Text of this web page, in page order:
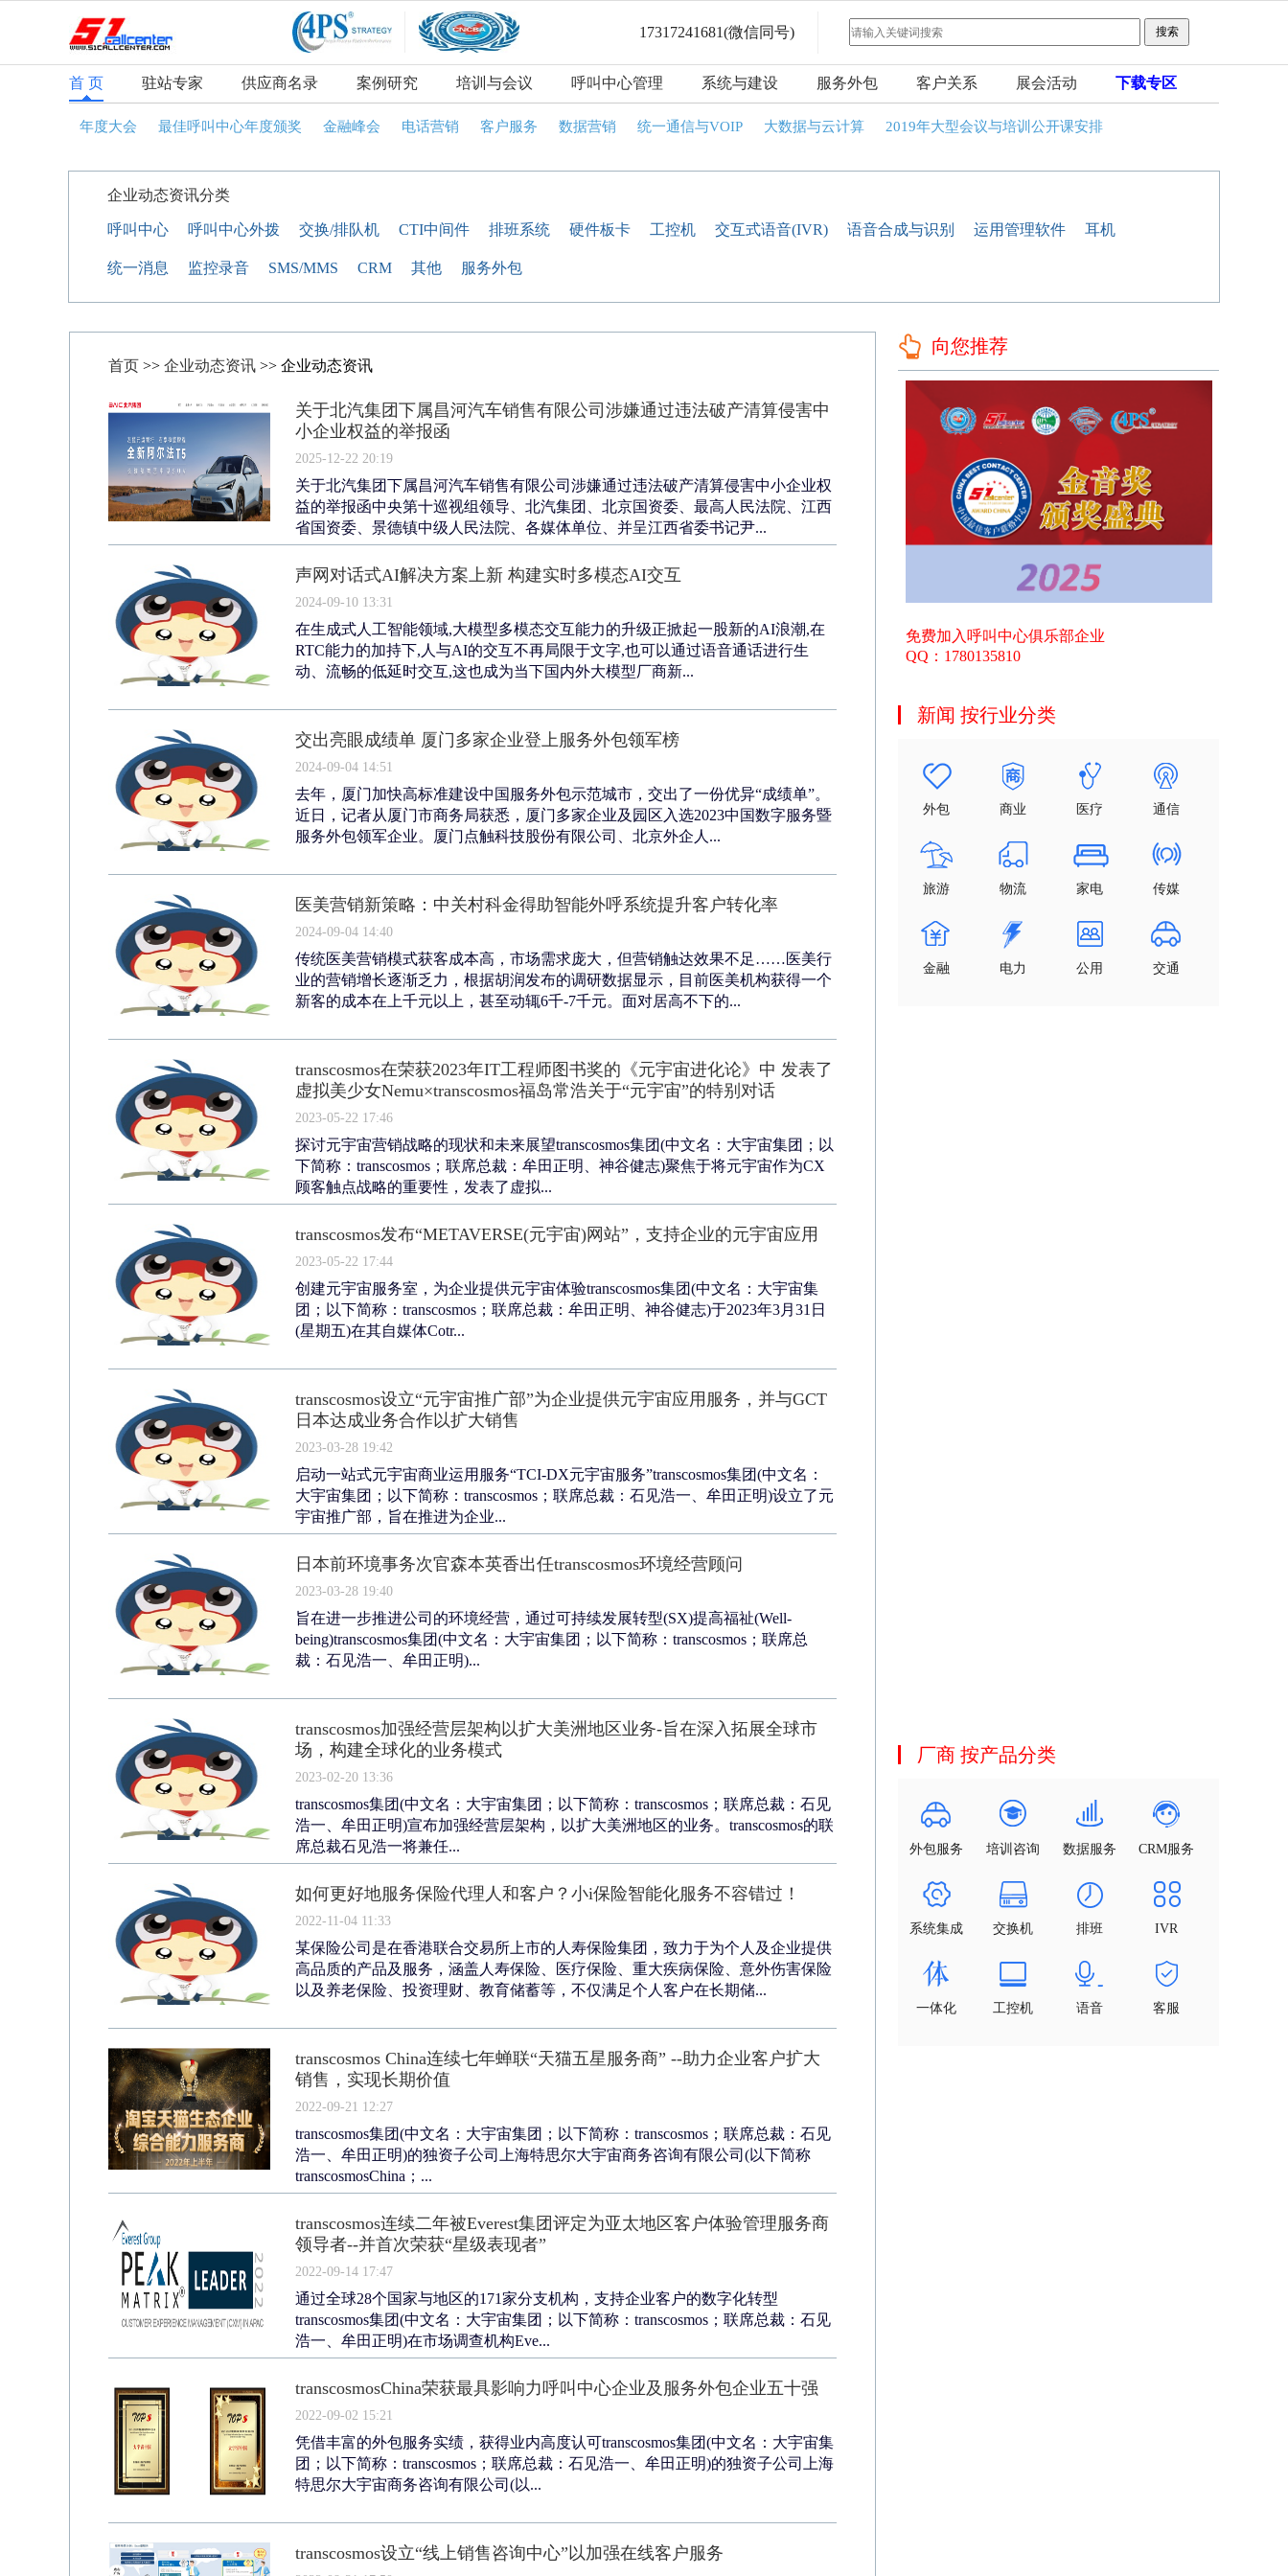
17317241681(微信同号)
首 页 驻站专家 供应商名录 案例研究 培训与会议 呼叫中心管理 系统与建设 服务外包 客户关系 展会活动 下载专区
年度大会 最佳呼叫中心年度颁奖 金融峰会 电话营销 客户服务 数据营销 统一通信与VOIP 大数据与云计算 2019年大型会议与培训公开课安排
企业动态资讯分类
呼叫中心 呼叫中心外拨 交换/排队机 CTI中间件 排班系统 硬件板卡 工控机 交互式语音(IVR) 语音合成与识别 运用管理软件 耳机
统一消息 监控录音 SMS/MMS CRM 其他 服务外包
首页 >> 企业动态资讯 >> 企业动态资讯
关于北汽集团下属昌河汽车销售有限公司涉嫌通过违法破产清算侵害中
小企业权益的举报函
2025-12-22 20:19
关于北汽集团下属昌河汽车销售有限公司涉嫌通过违法破产清算侵害中小企业权
益的举报函中央第十巡视组领导、北汽集团、北京国资委、最高人民法院、江西
省国资委、景德镇中级人民法院、各媒体单位、并呈江西省委书记尹...
声网对话式AI解决方案上新 构建实时多模态AI交互
2024-09-10 13:31
在生成式人工智能领域,大模型多模态交互能力的升级正掀起一股新的AI浪潮,在
RTC能力的加持下,人与AI的交互不再局限于文字,也可以通过语音通话进行生
动、流畅的低延时交互,这也成为当下国内外大模型厂商新...
交出亮眼成绩单 厦门多家企业登上服务外包领军榜
2024-09-04 14:51
去年，厦门加快高标准建设中国服务外包示范城市，交出了一份优异“成绩单”。
近日，记者从厦门市商务局获悉，厦门多家企业及园区入选2023中国数字服务暨
服务外包领军企业。厦门点触科技股份有限公司、北京外企人...
医美营销新策略：中关村科金得助智能外呼系统提升客户转化率
2024-09-04 14:40
传统医美营销模式获客成本高，市场需求庞大，但营销触达效果不足……医美行
业的营销增长逐渐乏力，根据胡润发布的调研数据显示，目前医美机构获得一个
新客的成本在上千元以上，甚至动辄6千-7千元。面对居高不下的...
transcosmos在荣获2023年IT工程师图书奖的《元宇宙进化论》中 发表了
虚拟美少女Nemu×transcosmos福岛常浩关于“元宇宙”的特别对话
2023-05-22 17:46
探讨元宇宙营销战略的现状和未来展望transcosmos集团(中文名：大宇宙集团；以
下简称：transcosmos；联席总裁：牟田正明、神谷健志)聚焦于将元宇宙作为CX
顾客触点战略的重要性，发表了虚拟...
transcosmos发布“METAVERSE(元宇宙)网站”，支持企业的元宇宙应用
2023-05-22 17:44
创建元宇宙服务室，为企业提供元宇宙体验transcosmos集团(中文名：大宇宙集
团；以下简称：transcosmos；联席总裁：牟田正明、神谷健志)于2023年3月31日
(星期五)在其自媒体Cotr...
transcosmos设立“元宇宙推广部”为企业提供元宇宙应用服务，并与GCT
日本达成业务合作以扩大销售
2023-03-28 19:42
启动一站式元宇宙商业运用服务“TCI-DX元宇宙服务”transcosmos集团(中文名：
大宇宙集团；以下简称：transcosmos；联席总裁：石见浩一、牟田正明)设立了元
宇宙推广部，旨在推进为企业...
日本前环境事务次官森本英香出任transcosmos环境经营顾问
2023-03-28 19:40
旨在进一步推进公司的环境经营，通过可持续发展转型(SX)提高福祉(Well-
being)transcosmos集团(中文名：大宇宙集团；以下简称：transcosmos；联席总
裁：石见浩一、牟田正明)...
transcosmos加强经营层架构以扩大美洲地区业务-旨在深入拓展全球市
场，构建全球化的业务模式
2023-02-20 13:36
transcosmos集团(中文名：大宇宙集团；以下简称：transcosmos；联席总裁：石见
浩一、牟田正明)宣布加强经营层架构，以扩大美洲地区的业务。transcosmos的联
席总裁石见浩一将兼任...
如何更好地服务保险代理人和客户？小i保险智能化服务不容错过！
2022-11-04 11:33
某保险公司是在香港联合交易所上市的人寿保险集团，致力于为个人及企业提供
高品质的产品及服务，涵盖人寿保险、医疗保险、重大疾病保险、意外伤害保险
以及养老保险、投资理财、教育储蓄等，不仅满足个人客户在长期储...
transcosmos China连续七年蝉联“天猫五星服务商” --助力企业客户扩大
销售，实现长期价值
2022-09-21 12:27
transcosmos集团(中文名：大宇宙集团；以下简称：transcosmos；联席总裁：石见
浩一、牟田正明)的独资子公司上海特思尔大宇宙商务咨询有限公司(以下简称
transcosmosChina；...
transcosmos连续二年被Everest集团评定为亚太地区客户体验管理服务商
领导者--并首次荣获“星级表现者”
2022-09-14 17:47
通过全球28个国家与地区的171家分支机构，支持企业客户的数字化转型
transcosmos集团(中文名：大宇宙集团；以下简称：transcosmos；联席总裁：石见
浩一、牟田正明)在市场调查机构Eve...
transcosmosChina荣获最具影响力呼叫中心企业及服务外包企业五十强
2022-09-02 15:21
凭借丰富的外包服务实绩，获得业内高度认可transcosmos集团(中文名：大宇宙集
团；以下简称：transcosmos；联席总裁：石见浩一、牟田正明)的独资子公司上海
特思尔大宇宙商务咨询有限公司(以...
transcosmos设立“线上销售咨询中心”以加强在线客户服务
向您推荐
免费加入呼叫中心俱乐部企业
QQ：1780135810
新闻 按行业分类
外包 商业 医疗 通信
旅游 物流 家电 传媒
金融 电力 公用 交通
厂商 按产品分类
外包服务 培训咨询 数据服务 CRM服务
系统集成 交换机 排班 IVR
一体化 工控机 语音 客服